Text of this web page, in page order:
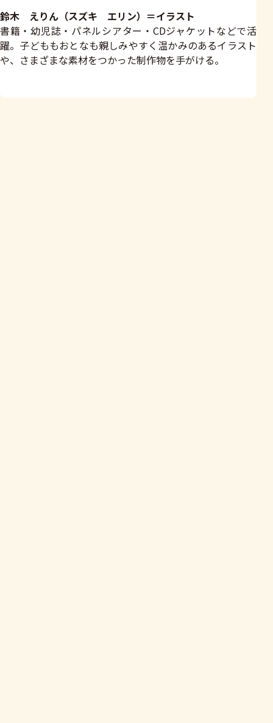
鈴木 えりん（スズキ エリン）＝イラスト
書籍・幼児誌・パネルシアター・CDジャケットなどで活
躍。子どももおとなも親しみやすく温かみのあるイラスト
や、さまざまな素材をつかった制作物を手がける。